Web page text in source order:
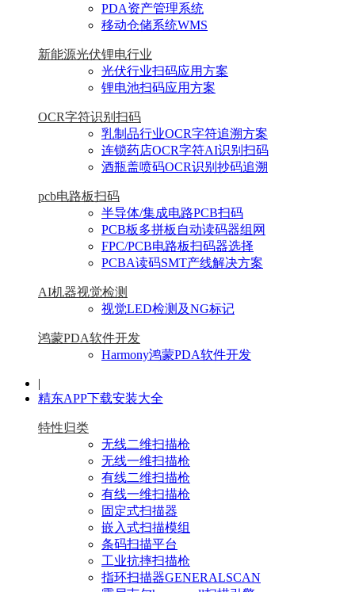
PDA资产管理系统
移动仓储系统WMS
新能源光伏锂电行业
光伏行业扫码应用方案
锂电池扫码应用方案
OCR字符识别扫码
乳制品行业OCR字符追溯方案
连锁药店OCR字符AI识别扫码
酒瓶盖喷码OCR识别抄码追溯
pcb电路板扫码
半导体/集成电路PCB扫码
PCB板多拼板自动读码器组网
FPC/PCB电路板扫码器选择
PCBA读码SMT产线解决方案
AI机器视觉检测
视觉LED检测及NG标记
鸿蒙PDA软件开发
Harmony鸿蒙PDA软件开发
|
精东APP下载安装大全
特性归类
无线二维扫描枪
无线一维扫描枪
有线二维扫描枪
有线一维扫描枪
固定式扫描器
嵌入式扫描模组
条码扫描平台
工业抗摔扫描枪
指环扫描器GENERALSCAN